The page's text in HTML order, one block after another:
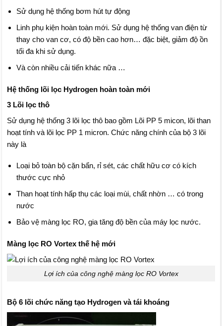
Sử dụng hệ thống bơm hút tự động
Linh phụ kiện hoàn toàn mới. Sử dụng hệ thống van điện từ
thay cho van cơ, có độ bền cao hơn… đặc biệt, giảm độ ồn
tối đa khi sử dụng.
Và còn nhiều cải tiến khác nữa …
Hệ thống lõi lọc Hydrogen hoàn toàn mới
3 Lõi lọc thô
Sử dụng hệ thống 3 lõi lọc thô bao gồm Lõi PP 5 micon, lõi than
hoạt tính và lõi lọc PP 1 micron. Chức năng chính của bộ 3 lõi
này là
Loại bỏ toàn bộ cặn bẩn, rỉ sét, các chất hữu cơ có kích
thước cực nhỏ
Than hoạt tính hấp thụ các loại mùi, chất nhờn … có trong
nước
Bảo vệ màng lọc RO, gia tăng độ bền của máy lọc nước.
Màng lọc RO Vortex thế hệ mới
Lợi ích của công nghệ màng lọc RO Vortex
Bộ 6 lõi chức năng tạo Hydrogen và tái khoáng